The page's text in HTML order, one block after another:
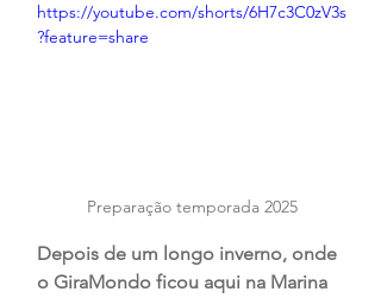
https://youtube.com/shorts/6H7c3C0zV3s
?feature=share
Preparação temporada 2025
Depois de um longo inverno, onde
o GiraMondo ficou aqui na Marina